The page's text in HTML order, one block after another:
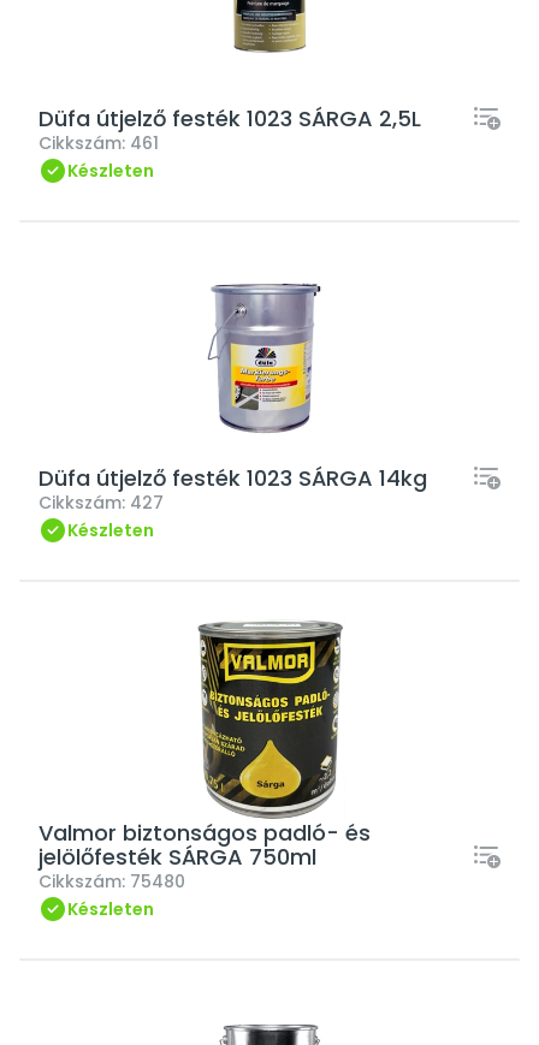
Düfa útjelző festék 1023 SÁRGA 2,5L
Cikkszám: 461
Készleten
Düfa útjelző festék 1023 SÁRGA 14kg
Cikkszám: 427
Készleten
Valmor biztonságos padló- és
jelölőfesték SÁRGA 750ml
Cikkszám: 75480
Készleten